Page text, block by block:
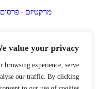
value your privacy
browsing experience, serve
our traffic. By clicking
מרקטיזם - פרסום